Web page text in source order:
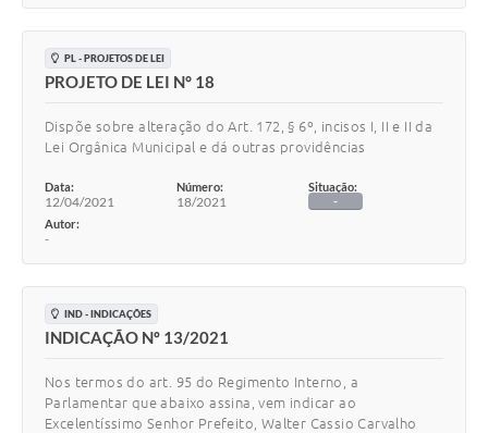
PL - PROJETOS DE LEI
PROJETO DE LEI N° 18
Dispõe sobre alteração do Art. 172, § 6º, incisos I, II e II da
Lei Orgânica Municipal e dá outras providências
Data:
12/04/2021
Número:
18/2021
Situação:
-
Autor:
-
IND - INDICAÇÕES
INDICAÇÃO Nº 13/2021
Nos termos do art. 95 do Regimento Interno, a
Parlamentar que abaixo assina, vem indicar ao
Excelentíssimo Senhor Prefeito, Walter Cassio Carvalho